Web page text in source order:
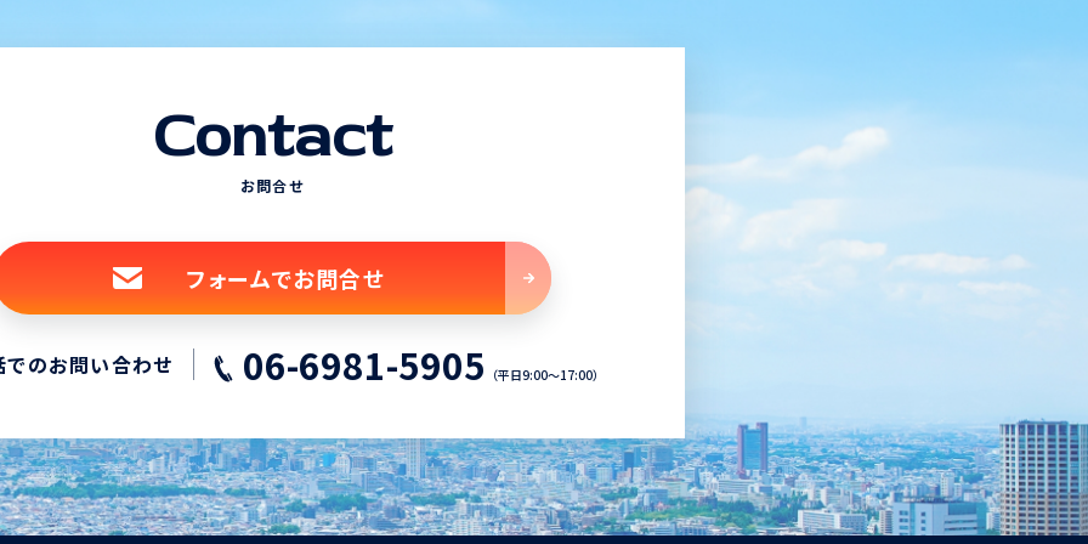
Contact
お問合せ
フォームでお問合せ
でのお問い合わせ 06-6981-5905 （平日9:00〜17:00）